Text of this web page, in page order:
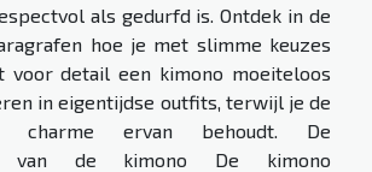
als gedurfd is. Ontdek in de
hoe je met slimme keuzes
voor detail een kimono moeiteloos
in eigentijdse outfits, terwijl je de
charme ervan behoudt. De
van de kimono De kimono